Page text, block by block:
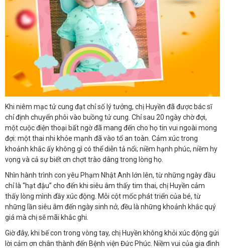
Khi niêm mạc tử cung đạt chỉ số lý tưởng, chị Huyền đã được bác sĩ
chỉ định chuyển phôi vào buồng tử cung. Chỉ sau 20 ngày chờ đợi,
một cuộc điện thoại bất ngờ đã mang đến cho họ tin vui ngoài mong
đợi: một thai nhi khỏe mạnh đã vào tổ an toàn. Cảm xúc trong
khoảnh khắc ấy không gì có thể diễn tả nổi; niềm hạnh phúc, niềm hy
vọng và cả sự biết ơn chợt trào dâng trong lòng họ.
Nhìn hành trình con yêu Phạm Nhật Anh lớn lên, từ những ngày đầu
chỉ là “hạt đậu” cho đến khi siêu âm thấy tim thai, chị Huyền cảm
thấy lòng mình đầy xúc động. Mỗi cột mốc phát triển của bé, từ
những lần siêu âm đến ngày sinh nở, đều là những khoảnh khắc quý
giá mà chị sẽ mãi khắc ghi.
Giờ đây, khi bế con trong vòng tay, chị Huyền không khỏi xúc động gửi
lời cảm ơn chân thành đến Bệnh viện Đức Phúc. Niềm vui của gia đình